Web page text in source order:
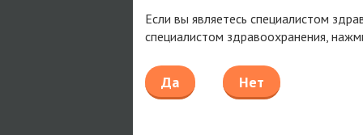
Если вы являетесь специалистом
специалистом здравоохранения,
Да Нет